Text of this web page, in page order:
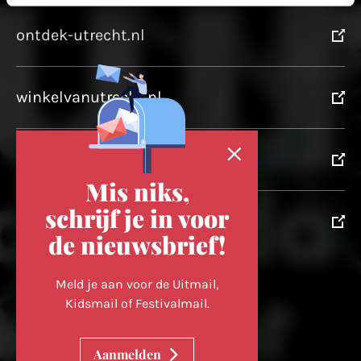
ontdek-utrecht.nl
winkelvanutrecht.nl
utrechtpartners.nl
Volg ons op
Mis niks,
schrijf je in voor
de nieuwsbrief!
Meld je aan voor de Uitmail,
Kidsmail of Festivalmail.
Aanmelden